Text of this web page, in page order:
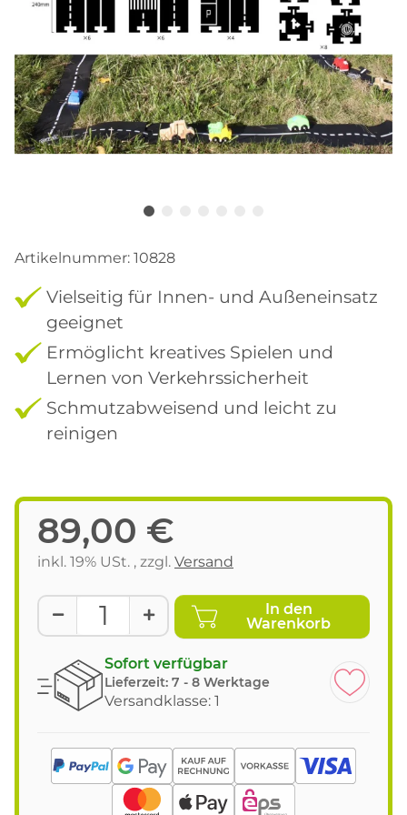
Artikelnummer: 10828
Vielseitig für Innen- und Außeneinsatz
geeignet
Ermöglicht kreatives Spielen und
Lernen von Verkehrssicherheit
Schmutzabweisend und leicht zu
reinigen
89,00 €
inkl. 19% USt. , zzgl. Versand
In den
Warenkorb
Sofort verfügbar
Lieferzeit: 7 - 8 Werktage
Versandklasse: 1